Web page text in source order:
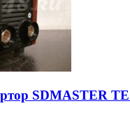
SDMASTER